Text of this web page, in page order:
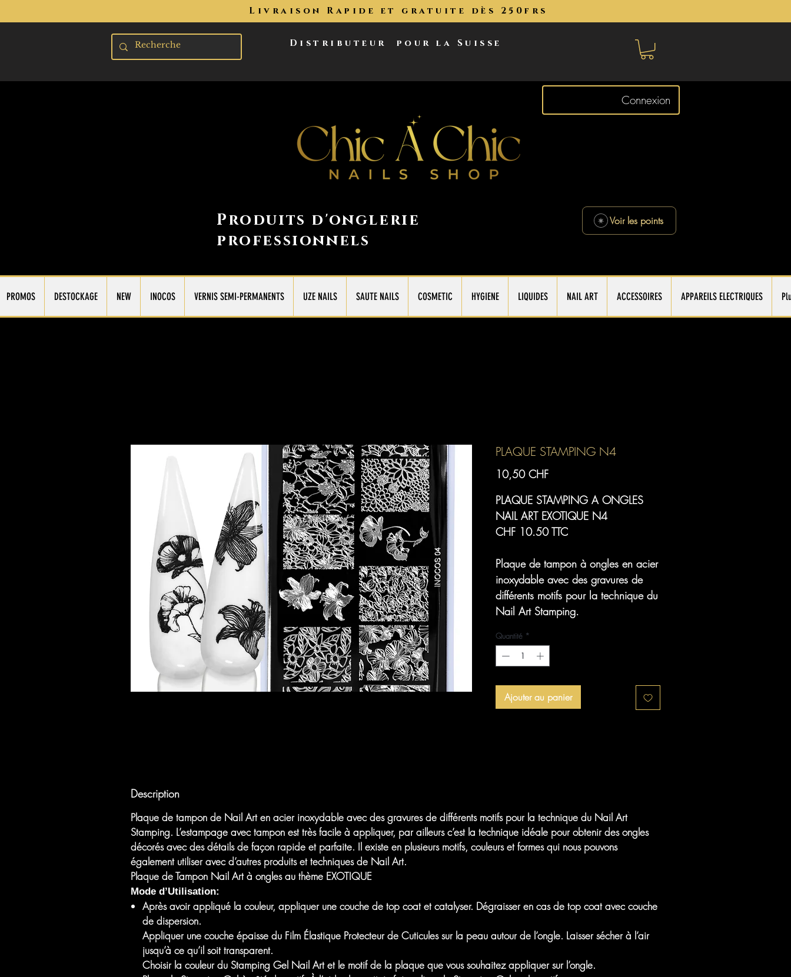
Distributeur pour la Suisse
Livraison Rapide et gratuite dès 250frs
Connexion
Produits d'onglerie
professionnels
Voir les points
PROMOS DESTOCKAGE NEW INOCOS VERNIS SEMI-PERMANENTS UZE NAILS SAUTE NAILS COSMETIC HYGIENE LIQUIDES NAIL ART ACCESSOIRES APPAREILS ELECTRIQUES
PLAQUE STAMPING N4
10,50 CHFPrix
PLAQUE STAMPING A ONGLES
NAIL ART EXOTIQUE N4
CHF 10.50 TTC
Plaque de tampon à ongles en acier
inoxydable avec des gravures de
différents motifs pour la technique du
Nail Art Stamping.
Quantité *
Ajouter au panier
Description
Plaque de tampon de Nail Art en acier inoxydable avec des gravures de différents motifs pour la technique du Nail Art
Stamping. L’estampage avec tampon est très facile à appliquer, par ailleurs c’est la technique idéale pour obtenir des ongles
décorés avec des détails de façon rapide et parfaite. Il existe en plusieurs motifs, couleurs et formes qui nous pouvons
également utiliser avec d’autres produits et techniques de Nail Art.
Plaque de Tampon Nail Art à ongles au thème EXOTIQUE
Mode d’Utilisation:
Après avoir appliqué la couleur, appliquer une couche de top coat et catalyser. Dégraisser en cas de top coat avec couche
de dispersion.
Appliquer une couche épaisse du Film Élastique Protecteur de Cuticules sur la peau autour de l’ongle. Laisser sécher à l’air
jusqu’à ce qu’il soit transparent.
Choisir la couleur du Stamping Gel Nail Art et le motif de la plaque que vous souhaitez appliquer sur l’ongle.